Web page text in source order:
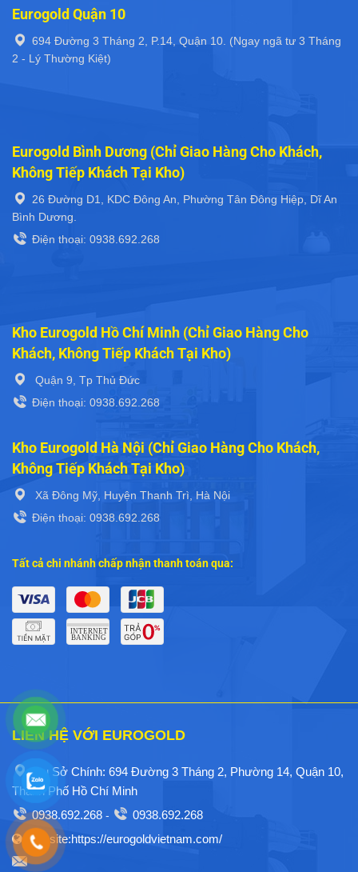
Eurogold Quận 10
694 Đường 3 Tháng 2, P.14, Quận 10. (Ngay ngã tư 3 Tháng
2 - Lý Thường Kiệt)
Eurogold Bình Dương (Chỉ Giao Hàng Cho Khách,
Không Tiếp Khách Tại Kho)
26 Đường D1, KDC Đông An, Phường Tân Đông Hiệp, Dĩ An
Bình Dương.
Điện thoại: 0938.692.268
Kho Eurogold Hồ Chí Minh (Chỉ Giao Hàng Cho
Khách, Không Tiếp Khách Tại Kho)
Quận 9, Tp Thủ Đức
Điện thoại: 0938.692.268
Kho Eurogold Hà Nội (Chỉ Giao Hàng Cho Khách,
Không Tiếp Khách Tại Kho)
Xã Đông Mỹ, Huyện Thanh Trì, Hà Nội
Điện thoại: 0938.692.268
Tất cả chi nhánh chấp nhận thanh toán qua:
LIÊN HỆ VỚI EUROGOLD
Trụ Sở Chính: 694 Đường 3 Tháng 2, Phường 14, Quận 10,
Thành Phố Hồ Chí Minh
0938.692.268 -
0938.692.268
Website:https://eurogoldvietnam.com/